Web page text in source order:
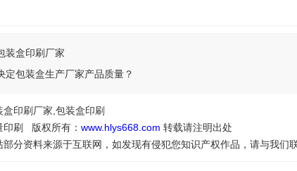
装盒印刷厂家
定包装盒生产厂家产品质量？
盒印刷厂家,包装盒印刷
印刷 版权所有： www.hlys668.com 转载请注明出处
部分资料来源于互联网，如发现有侵犯您知识产权作品，请与我们